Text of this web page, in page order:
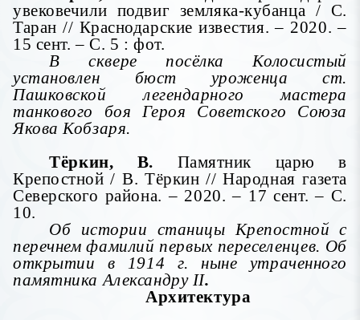
увековечили подвиг земляка-кубанца / С.
Таран // Краснодарские известия. – 2020. –
15 сент. – С. 5 : фот.
В сквере посёлка Колосистый
установлен бюст уроженца ст.
Пашковской легендарного мастера
танкового боя Героя Советского Союза
Якова Кобзаря.
Тёркин, В. Памятник царю в
Крепостной / В. Тёркин // Народная газета
Северского района. – 2020. – 17 сент. – С.
10.
Об истории станицы Крепостной с
перечнем фамилий первых переселенцев. Об
открытии в 1914 г. ныне утраченного
памятника Александру II.
Архитектура